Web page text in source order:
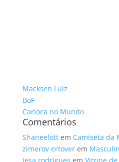
Macksen Luiz
BoF
Carioca no Mundo
Comentários
Shaneelottem Camiseta da
zimerov ertoverem